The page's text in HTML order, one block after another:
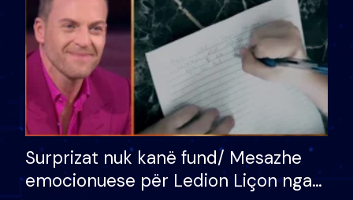
Surprizat nuk kanë fund/ Mesazhe
emocionuese për Ledion Liçon nga